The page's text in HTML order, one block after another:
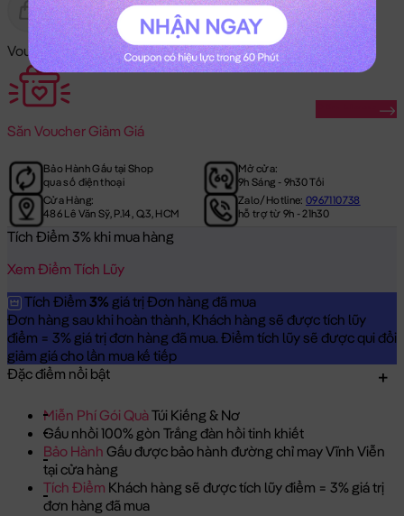
Gửi Tặng Hết Hàng
Voucher Mã Khuyến Mãi:
Săn Voucher Giảm Giá
Bảo Hành Gấu tại Shop
qua số điện thoại
Mở cửa:
9h Sáng - 9h30 Tối
Cửa Hàng:
486 Lê Văn Sỹ, P.14, Q.3, HCM
Zalo/Hotline:0967110738
hỗ trợ từ 9h - 21h30
Tích Điểm 3% khi mua hàng
Xem Điểm Tích Lũy
Tích Điểm 3% giá trị Đơn hàng đã mua
Đơn hàng sau khi hoàn thành, Khách hàng sẽ được tích lũy
điểm = 3% giá trị đơn hàng đã mua. Điểm tích lũy sẽ được qui đổi
giảm giá cho lần mua kế tiếp
Đặc điểm nổi bật
Miễn Phí Gói QuàTúi Kiếng & Nơ
Gấu nhồi 100% gòn Trắng đàn hồi tinh khiết
Bảo Hành Gấu được bảo hành đường chỉ may Vĩnh Viễn
tại cửa hàng
Tích Điểm Khách hàng sẽ được tích lũy điểm = 3% giá trị
đơn hàng đã mua